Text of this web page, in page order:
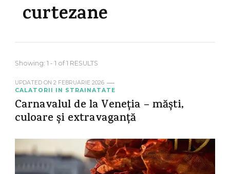
curtezane
Showing: 1 - 1 of 1 RESULTS
UPDATED ON 2 FEBRUARIE 2026
CALATORII IN STRAINATATE
Carnavalul de la Veneția – măști,
culoare și extravaganță